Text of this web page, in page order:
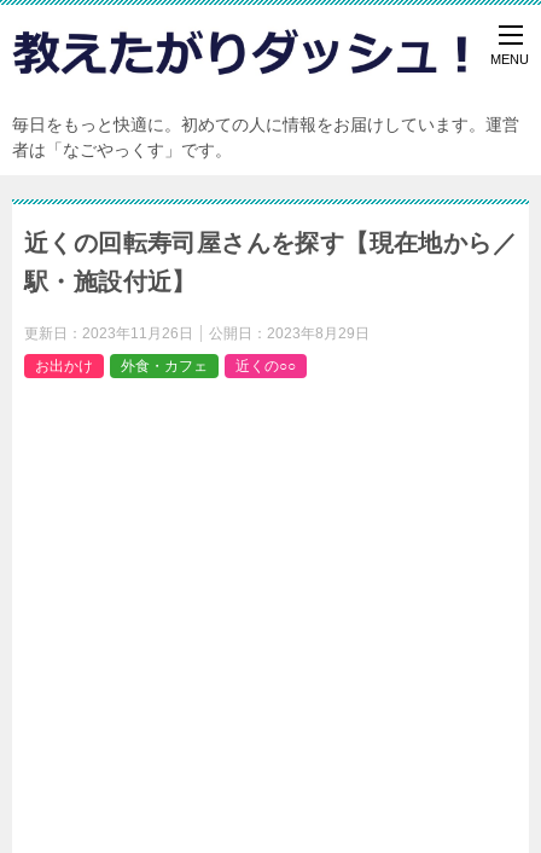
毎日をもっと快適に。初めての人に情報をお届けしています。運営
者は「なごやっくす」です。
近くの回転寿司屋さんを探す【現在地から／
駅・施設付近】
更新日： 2023年11月26日 公開日： 2023年8月29日
お出かけ
外食・カフェ 近くの○○